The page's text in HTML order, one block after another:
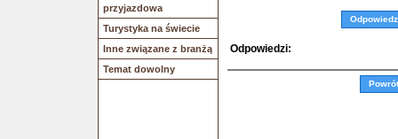
przyjazdowa
Turystyka na świecie
Inne związane z branżą
Temat dowolny
Odpowiedz
Odpowiedzi: